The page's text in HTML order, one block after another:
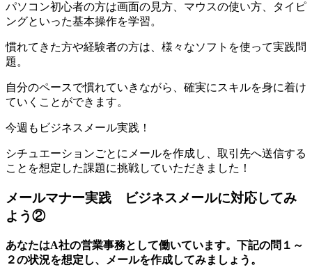
パソコン初心者の方は画面の見方、マウスの使い方、タイピ
ングといった基本操作を学習。
慣れてきた方や経験者の方は、様々なソフトを使って実践問
題。
自分のペースで慣れていきながら、確実にスキルを身に着け
ていくことができます。
今週もビジネスメール実践！
シチュエーションごとにメールを作成し、取引先へ送信する
ことを想定した課題に挑戦していただきました！
メールマナー実践 ビジネスメールに対応してみ
よう②
あなたはA社の営業事務として働いています。下記の問１～
２の状況を想定し、メールを作成してみましょう。